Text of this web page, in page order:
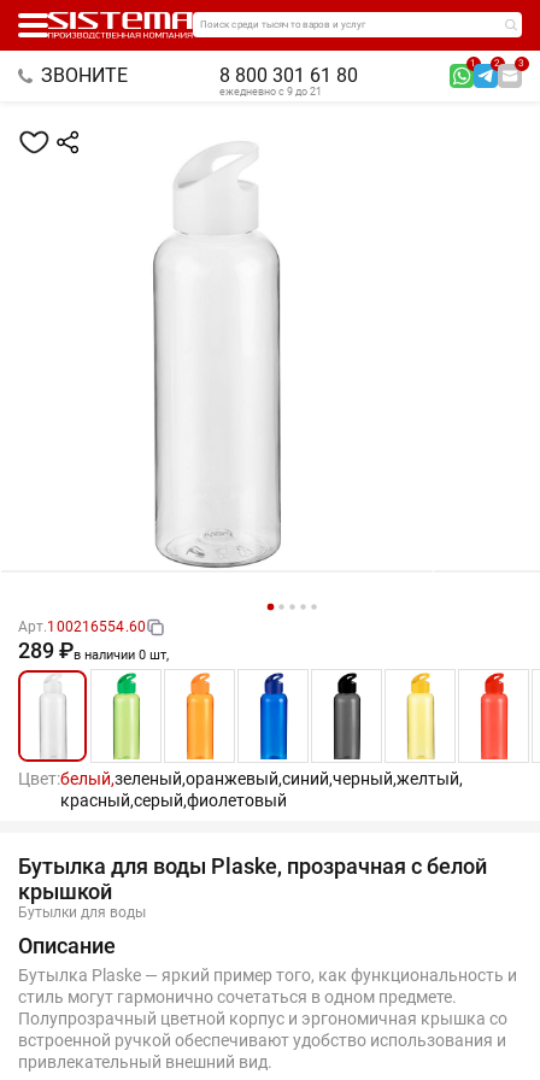
Поиск среди тысяч товаров и услуг
ЗВОНИТЕ 8 800 301 61 80
1 2 3
ежедневно с 9 до 21
Арт.100216554.60
289 ₽в наличии 0 шт,
Цвет:белый,зеленый,оранжевый,синий,черный,желтый,
красный,серый,фиолетовый
Бутылка для воды Plaske, прозрачная с белой
крышкой
Бутылки для воды
Описание
Бутылка Plaske — яркий пример того, как функциональность и
стиль могут гармонично сочетаться в одном предмете.
Полупрозрачный цветной корпус и эргономичная крышка со
встроенной ручкой обеспечивают удобство использования и
привлекательный внешний вид.